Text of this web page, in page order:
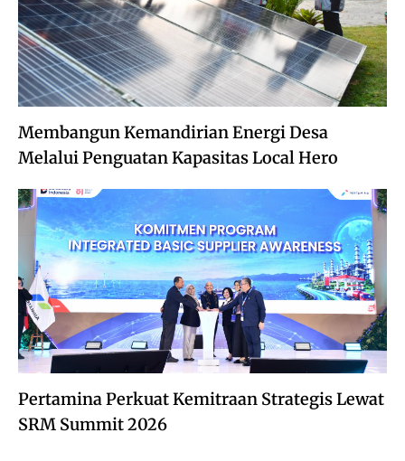
Membangun Kemandirian Energi Desa
Melalui Penguatan Kapasitas Local Hero
Pertamina Perkuat Kemitraan Strategis Lewat
SRM Summit 2026